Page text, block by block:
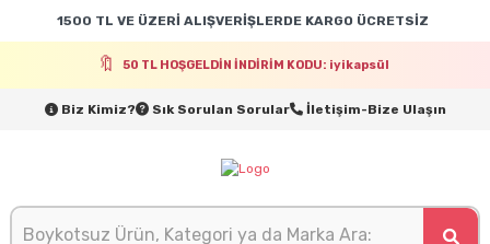
1500 TL VE ÜZERİ ALIŞVERİŞLERDE KARGO ÜCRETSİZ
50 TL HOŞGELDİN İNDİRİM KODU: iyikapsül
Biz Kimiz? Sık Sorulan Sorular İletişim-Bize Ulaşın